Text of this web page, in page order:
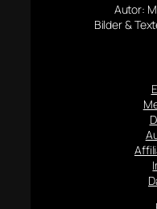
Autor:
Bilder &